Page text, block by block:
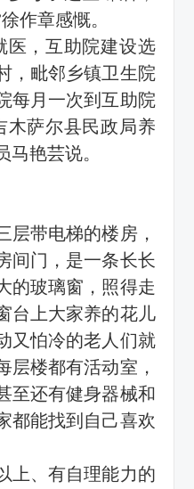
作章感慨。
，互助院建设选
，毗邻乡镇卫生院
每月一次到互助院
木萨尔县民政局养
马艳芸说。
带电梯的楼房，
间门，是一条长长
的玻璃窗，照得走
台上大家养的花儿
又怕冷的老人们就
层楼都有活动室，
至还有健身器械和
都能找到自己喜欢
、有自理能力的